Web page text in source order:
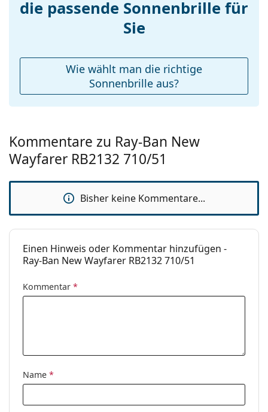
variieren.
Das mitgelieferte Tuch ist ideal zum Reinigen und
Entdecken Sie das gesamte Sortiment der
Sonnenbrillen, um weitere Modelle beliebter Marken
Federscharnier:
Nein
Reinigungstuch:
Ja
Marke:
Ray-Ban
Verwendung:
Mode
Code:
RB2132 710/51 52
verfügbar :
Nein
die passende Sonnenbrille für
Sie
Wie wählt man die richtige
Sonnenbrille aus?
Kommentare zu Ray-Ban New
Wayfarer RB2132 710/51
Bisher keine Kommentare...
Einen Hinweis oder Kommentar hinzufügen -
Ray-Ban New Wayfarer RB2132 710/51
Kommentar *
Name *